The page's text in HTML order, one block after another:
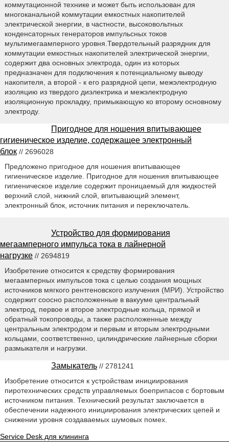
коммутационной технике и может быть использован для
многоканальной коммутации емкостных накопителей
электрической энергии, в частности, высоковольтных
конденсаторных генераторов импульсных токов
мультимегаамперного уровня.Твердотельный разрядник для
коммутации емкостных накопителей электрической энергии,
содержит два основных электрода, один из которых
предназначен для подключения к потенциальному выводу
накопителя, а второй - к его разрядной цепи, межэлектродную
изоляцию из твердого диэлектрика и межэлектродную
изоляционную прокладку, примыкающую ко второму основному
электроду.
Пригодное для ношения впитывающее
гигиеническое изделие, содержащее электронный
блок // 2696028
Предложено пригодное для ношения впитывающее
гигиеническое изделие. Пригодное для ношения впитывающее
гигиеническое изделие содержит проницаемый для жидкостей
верхний слой, нижний слой, впитывающий элемент,
электронный блок, источник питания и переключатель.
Устройство для формирования
мегаамперного импульса тока в лайнерной
нагрузке // 2694819
Изобретение относится к средству формирования
мегаамперных импульсов тока с целью создания мощных
источников мягкого рентгеновского излучения (МРИ). Устройство
содержит соосно расположенные в вакууме центральный
электрод, первое и второе электродные кольца, прямой и
обратный токопроводы, а также расположенные между
центральным электродом и первым и вторым электродными
кольцами, соответственно, цилиндрические лайнерные сборки
размыкателя и нагрузки.
Замыкатель // 2781241
Изобретение относится к устройствам инициирования
пиротехнических средств управляемых боеприпасов с бортовым
источником питания. Технический результат заключается в
обеспечении надежного инициирования электрических цепей и
снижении уровня создаваемых шумовых помех.
Service Desk для клининга